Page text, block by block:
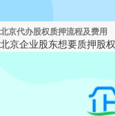
北京代办股权质押流程及费用
北京企业股东想要质押股